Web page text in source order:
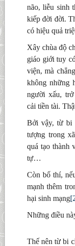
não, liễu sinh
kiếp đời đời.
có hiệu quả
Xây chùa độ
giáo giới tuy
viện, mà
không những
người xấu,
cải tiền tài.
Bởi vậy, từ bi
tượng trong
quá tạo thành
tự…
Còn bố thí,
mạnh thêm
hại sinh mạng
Những điều
Thế nên từ bi